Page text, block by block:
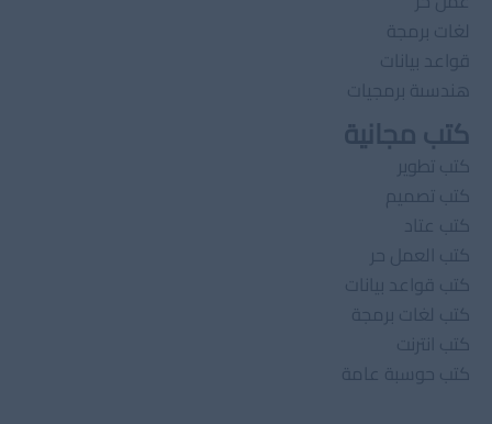
لغات برمجة
قواعد بيانات
هندسىة برمجيات
كتب مجانية
كتب تطوير
كتب تصميم
كتب عتاد
كتب العمل حر
كتب قواعد بيانات
كتب لغات برمجة
كتب انترنت
كتب حوسبة عامة